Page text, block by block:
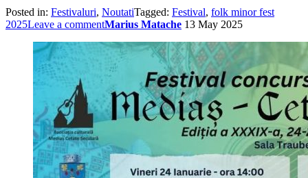
Posted in: Festivaluri, NoutatiTagged: Festival, folk minor fest
2025Leave a commentMarius Matache 13 May 2025